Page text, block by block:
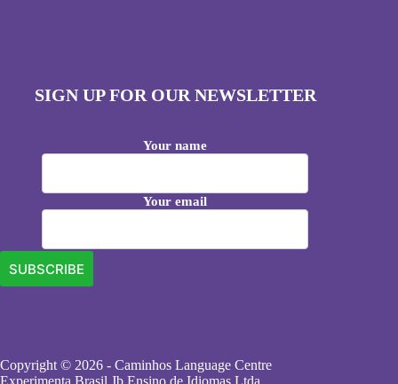
SIGN UP FOR OUR NEWSLETTER
Your name
Your email
Copyright © 2026 - Caminhos Language Centre
Experimenta Brasil Jb Ensino de Idiomas Ltda.